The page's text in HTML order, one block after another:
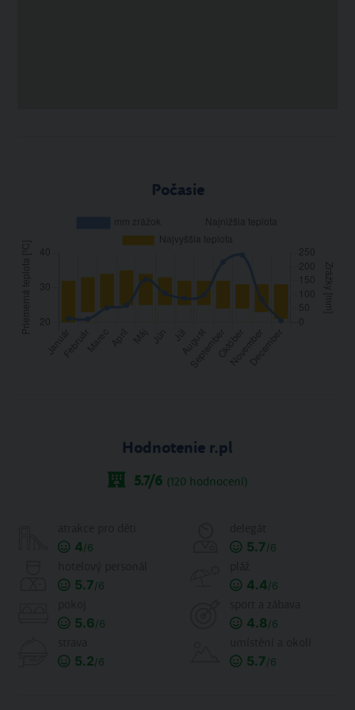
Počasie
Hodnotenie r.pl
5.7/6 (120 hodnocení)
4/6 5.7/6
5.7/6 4.4/6
5.6/6 4.8/6
5.2/6 5.7/6